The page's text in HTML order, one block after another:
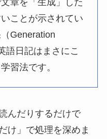
章を「生成」した
ことが示されてい
Generation
語日記はまさにこ
習法です。
んだりするだけで
け」で処理を深めま